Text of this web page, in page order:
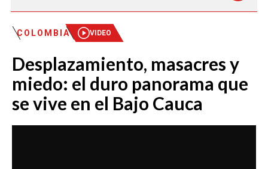
MAÑANA EXPRESS
EMISIÓN 12:30 PM
EMISIÓN 7:00 PM
COLOMBIA VIDEO
Desplazamiento, masacres y
miedo: el duro panorama que
se vive en el Bajo Cauca